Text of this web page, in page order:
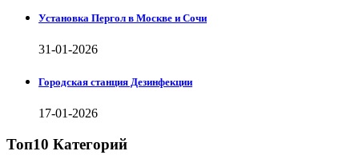
Установка Пергол в Москве и Сочи
31-01-2026
Городская станция Дезинфекции
17-01-2026
Топ10 Категорий